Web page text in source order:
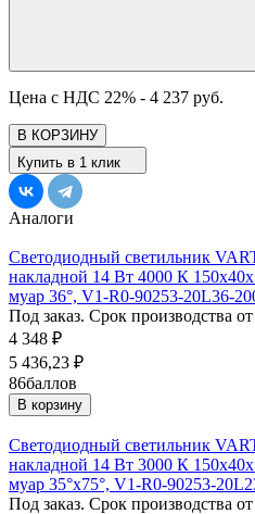
Цена с НДС 22% - 4 237 руб.
В КОРЗИНУ
Купить в 1 клик
Аналоги
Светодиодный светильник
накладной 14 Вт 4000 К
муар 36°, V1-R0-90253-20L36-
Под заказ. Срок производства
4 348 ₽
5 436,23 ₽
86баллов
В корзину
Светодиодный светильник
накладной 14 Вт 3000 К
муар 35°x75°, V1-R0-90253-
Под заказ. Срок производства